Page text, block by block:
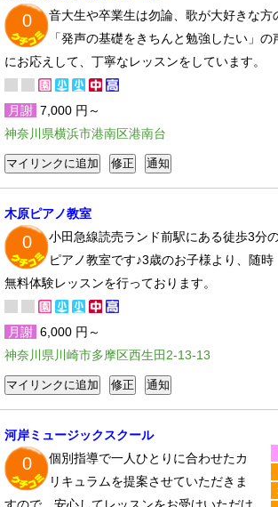
0
音大生や卒業生は勿論、歌が大好きな方
「発声の基礎をきちんと勉強したい」の
にお応えして、丁寧なレッスンをしています。
月謝 7,000 円～
神奈川県横浜市港南区港南台
木原ピアノ教室
0
小田急線読売ランド前駅にある徒歩3分
ピアノ教室です♪3歳のお子様より、随時
無料体験レッスンを行っております。
月謝 6,000 円～
神奈川県川崎市多摩区西生田2-13-13
河岸ミュージックスクール
0
個別指導で一人ひとりに合わせたカ
リキュラムを提案させていただきま